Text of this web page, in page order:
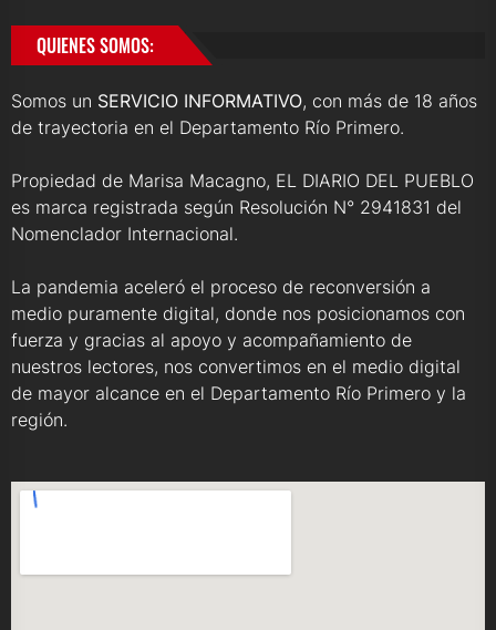
QUIENES SOMOS:
Somos un SERVICIO INFORMATIVO, con más de 18 años
de trayectoria en el Departamento Río Primero.
Propiedad de Marisa Macagno, EL DIARIO DEL PUEBLO
es marca registrada según Resolución N° 2941831 del
Nomenclador Internacional.
La pandemia aceleró el proceso de reconversión a
medio puramente digital, donde nos posicionamos con
fuerza y gracias al apoyo y acompañamiento de
nuestros lectores, nos convertimos en el medio digital
de mayor alcance en el Departamento Río Primero y la
región.